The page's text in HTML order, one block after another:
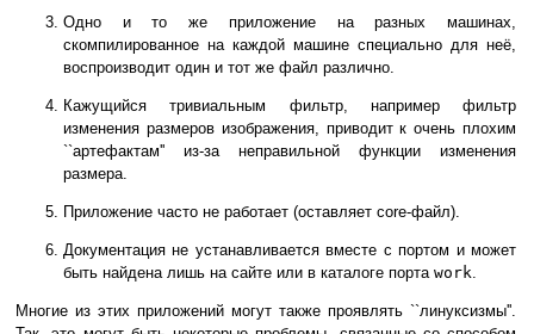
Одно и то же приложение на разных машинах,
скомпилированное на каждой машине специально для неё,
воспроизводит один и тот же файл различно.
Кажущийся тривиальным фильтр, например фильтр
изменения размеров изображения, приводит к очень плохим
``артефактам'' из-за неправильной функции изменения
размера.
Приложение часто не работает (оставляет core-файл).
Документация не устанавливается вместе с портом и может
быть найдена лишь на сайте или в каталоге порта work.
Многие из этих приложений могут также проявлять ``линуксизмы''.